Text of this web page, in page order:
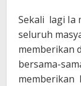
Sekali lagi Ia
seluruh
memberikan
bersama-
memberikan